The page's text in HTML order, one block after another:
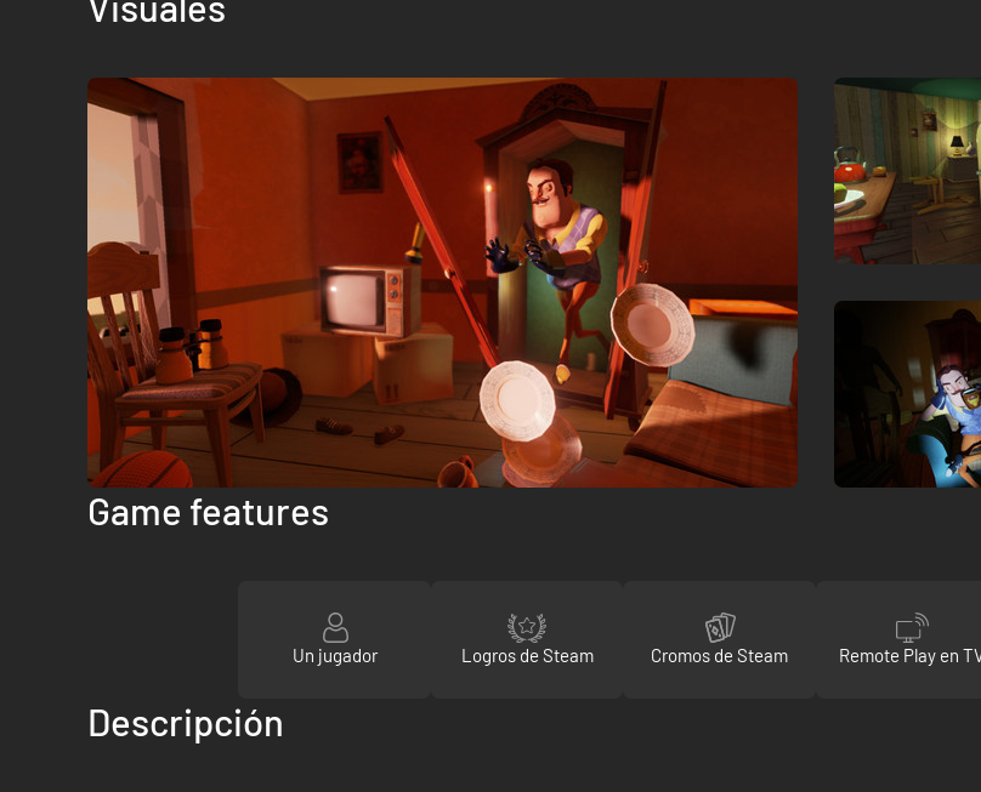
Game features
Un jugador Logros de Steam Cromos de Steam Remote Play en
Descripción